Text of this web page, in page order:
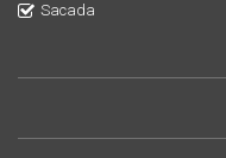
* Excelente
Sacada